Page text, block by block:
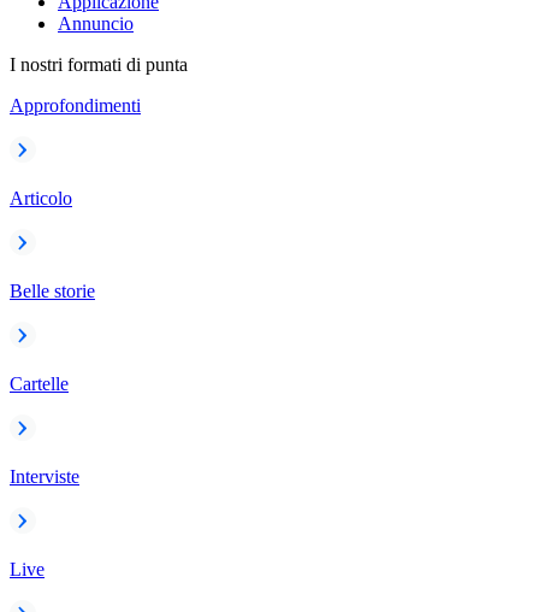
Annuncio
I nostri formati di punta
Approfondimenti
Articolo
Belle storie
Cartelle
Interviste
Live